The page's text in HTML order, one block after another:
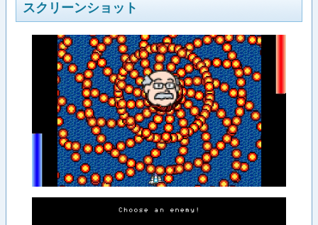
スクリーンショット